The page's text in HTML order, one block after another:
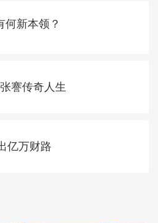
何新本领？
謇传奇人生
亿万财路